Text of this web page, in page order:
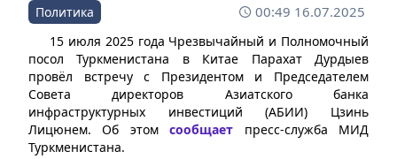
Политика 00:49 16.07.2025
15 июля 2025 года Чрезвычайный и Полномочный
посол Туркменистана в Китае Парахат Дурдыев
провёл встречу с Президентом и Председателем
Совета директоров Азиатского банка
инфраструктурных инвестиций (АБИИ) Цзинь
Лицюнем. Об этомсообщает пресс-служба МИД
Туркменистана.